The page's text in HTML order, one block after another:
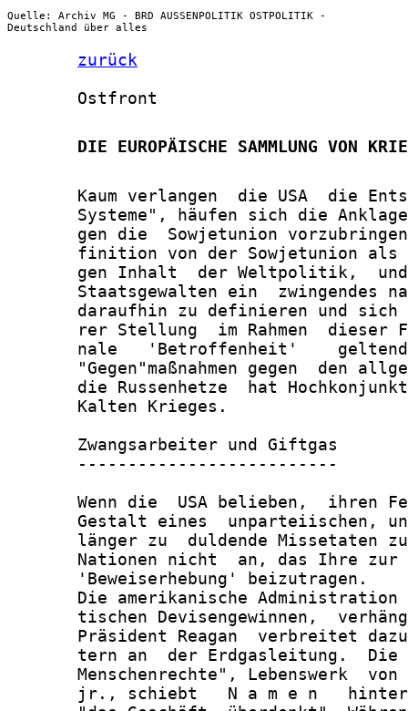
Quelle: Archiv MG - BRD AUSSENPOLITIK OSTPOLITIK -
Deutschland über alles
zurück
       Ostfront
DIE EUROPÄISCHE SAMMLUNG VON